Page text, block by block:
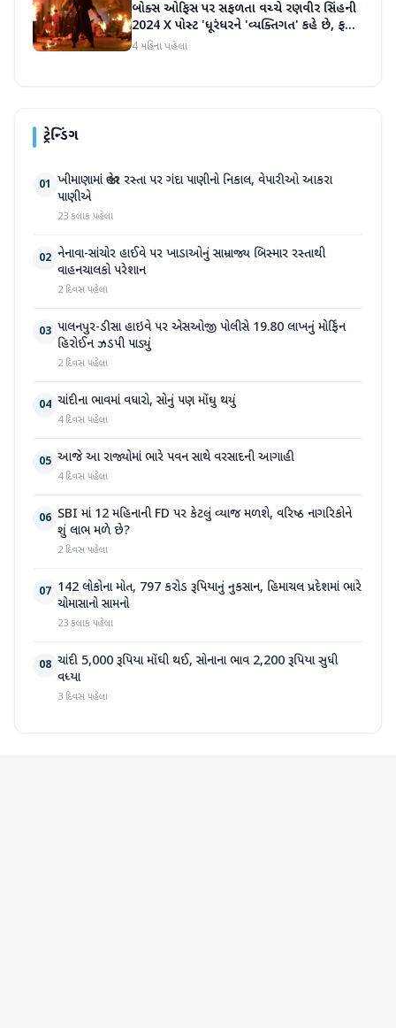
બોક્સ ઓફિસ પર સફળતા વચ્ચે રણવીર સિંહની
2024 X પોસ્ટ 'ધૂરંધરને 'વ્યક્તિગત' કહે છે, ફરી
એકવાર ચર્ચામાં
4 મહિના પહેલા
ટ્રેન્ડિંગ
01 ખીમાણામાં જાહેર રસ્તા પર ગંદા પાણીનો નિકાલ, વેપારીઓ આકરા
પાણીએ
23 કલાક પહેલા
02 નેનાવા-સાંચોર હાઈવે પર ખાડાઓનું સામ્રાજ્ય બિસ્માર રસ્તાથી
વાહનચાલકો પરેશાન
2 દિવસ પહેલા
03 પાલનપુર-ડીસા હાઇવે પર એસઓજી પોલીસે 19.80 લાખનું મોર્ફિન
હિરોઈન ઝડપી પાડ્યું
2 દિવસ પહેલા
04 ચાંદીના ભાવમાં વધારો, સોનું પણ મોંઘુ થયું
4 દિવસ પહેલા
05 આજે આ રાજ્યોમાં ભારે પવન સાથે વરસાદની આગાહી
4 દિવસ પહેલા
06 SBI માં 12 મહિનાની FD પર કેટલું વ્યાજ મળશે, વરિષ્ઠ નાગરિકોને
શું લાભ મળે છે?
2 દિવસ પહેલા
07 142 લોકોના મોત, 797 કરોડ રૂપિયાનું નુકસાન, હિમાચલ પ્રદેશમાં ભારે
ચોમાસાનો સામનો
23 કલાક પહેલા
08 ચાંદી 5,000 રૂપિયા મોંઘી થઈ, સોનાના ભાવ 2,200 રૂપિયા સુધી
વધ્યા
3 દિવસ પહેલા